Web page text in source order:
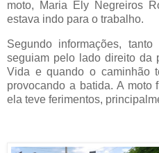
moto, Maria Ely Negreiros
estava indo para o trabalho.
Segundo informações,
seguiam pelo lado direito da
Vida e quando o caminhão
provocando a batida. A moto
ela teve ferimentos,